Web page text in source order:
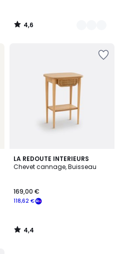
4,6
/
LA REDOUTE INTERIEURS
Chevet cannage, Buisseau
118,62 €
169,00 €
4,4
/ 5
4,4
/